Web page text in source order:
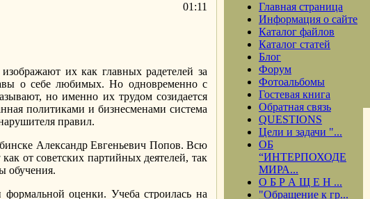
01:11
их как главных радетелей за
о себе любимых. Но одновременно с
но именно их трудом созидается
политиками и бизнесменами система
правил.
Александр Евгеньевич Попов. Всю
от советских партийных деятелей, так
обучения.
оценки. Учеба строилась на
Главная страница
Информация о сайте
Каталог файлов
Каталог статей
Блог
Форум
Фотоальбомы
Гостевая книга
Обратная связь
QUESTIONS
Цели и задачи "...
ОБ
“ИНТЕРПОХОДЕ
МИРА...
О Б Р А Щ Е Н ...
"Обращение к гр...